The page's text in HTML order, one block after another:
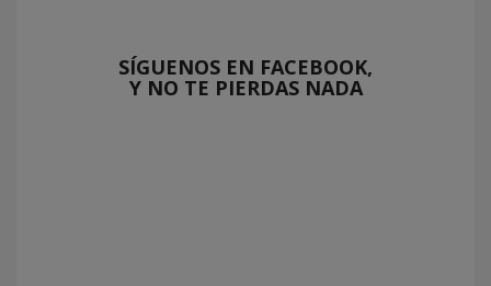
SÍGUENOS EN FACEBOOK,
Y NO TE PIERDAS NADA